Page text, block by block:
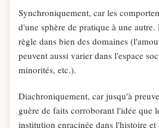
Synchroniquement, car les
d'une sphère de pratique à une
règle dans bien des domaines
peuvent aussi varier dans l'espace
minorités, etc.).
Diachroniquement, car jusqu'à
guère de faits corroborant l'idée que
institution enracinée dans l'histoire et